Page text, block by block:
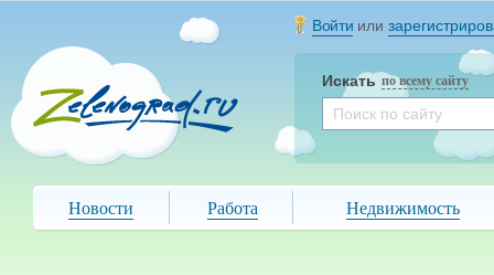
Войти или
Искать по всему сайту
Новости Работа Недвижимость